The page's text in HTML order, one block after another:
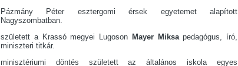
Pázmány Péter esztergomi érsek egyetemet alapított
Nagyszombatban.
született a Krassó megyei Lugoson Mayer Miksapedagógus, író,
miniszteri titkár.
minisztériumi döntés született az általános iskola egyes